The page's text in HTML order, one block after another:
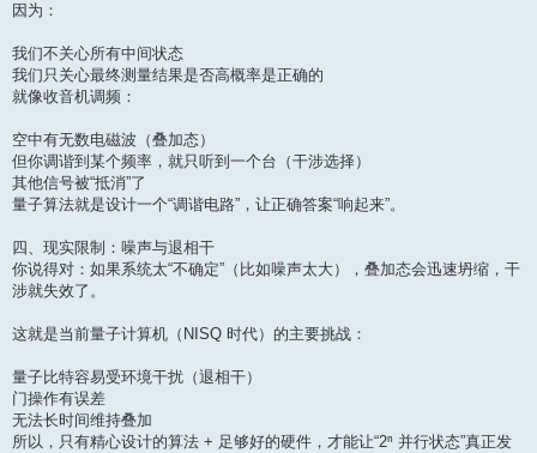
因为：
我们不关心所有中间状态
我们只关心最终测量结果是否高概率是正确的
就像收音机调频：
空中有无数电磁波（叠加态）
但你调谐到某个频率，就只听到一个台（干涉选择）
其他信号被“抵消”了
量子算法就是设计一个“调谐电路”，让正确答案“响起来”。
四、现实限制：噪声与退相干
你说得对：如果系统太“不确定”（比如噪声太大），叠加态会迅速坍缩，干
涉就失效了。
这就是当前量子计算机（NISQ 时代）的主要挑战：
量子比特容易受环境干扰（退相干）
门操作有误差
无法长时间维持叠加
所以，只有精心设计的算法 + 足够好的硬件，才能让“2ⁿ 并行状态”真正发